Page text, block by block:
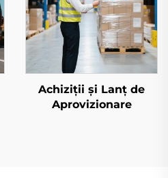
Achiziții și Lanț de
Aprovizionare